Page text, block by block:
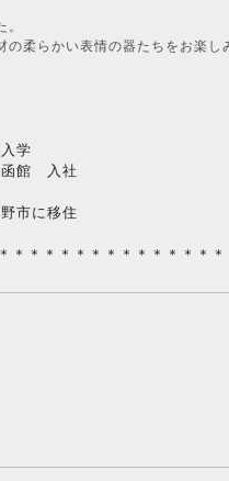
の柔らかい表情の器たちをお楽
学
函館 入社
市に移住
＊＊＊＊＊＊＊＊＊＊＊＊＊